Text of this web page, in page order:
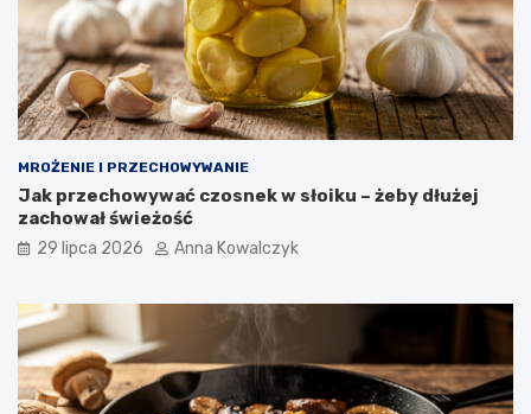
MROŻENIE I PRZECHOWYWANIE
Jak przechowywać czosnek w słoiku – żeby dłużej
zachował świeżość
29 lipca 2026 Anna Kowalczyk